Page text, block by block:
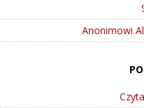
Anonimowi